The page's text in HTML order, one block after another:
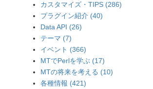
カスタマイズ・TIPS (286)
プラグイン紹介 (40)
Data API (26)
テーマ (7)
イベント (366)
MTでPerlを学ぶ (17)
MTの将来を考える (10)
各種情報 (421)